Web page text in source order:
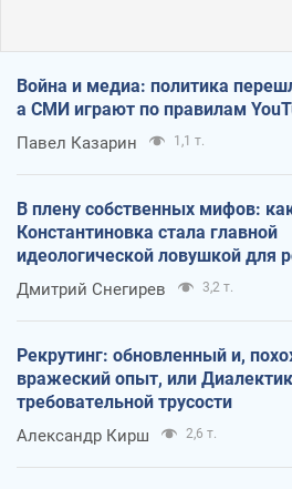
Война и медиа: политика
а СМИ играют по правилам
Павел Казарин 1,1 т.
В плену собственных мифов:
Константиновка стала главной
идеологической ловушкой для
оккупантов
Дмитрий Снегирев 3,2 т.
Рекрутинг: обновленный и,
вражеский опыт, или
требовательной трусости
Александр Кирш 2,6 т.